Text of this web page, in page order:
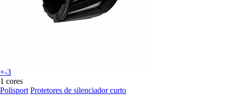
+-3
1 cores
Polisport Protetores de silenciador curto